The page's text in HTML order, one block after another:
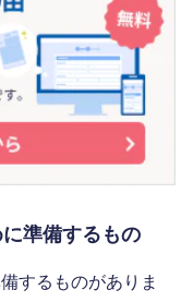
準備するもの
するものがありま